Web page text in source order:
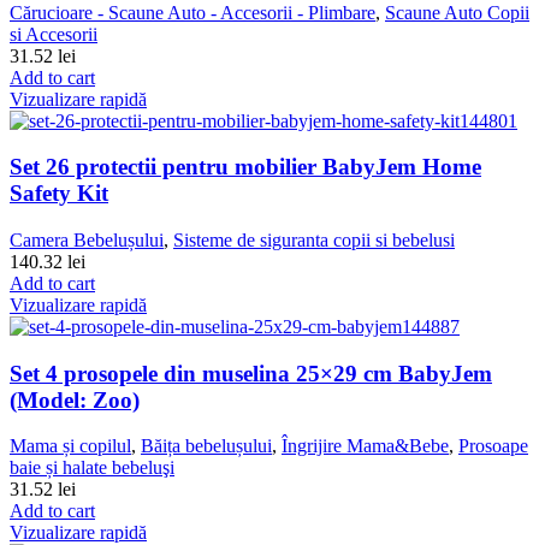
Cărucioare - Scaune Auto - Accesorii - Plimbare, Scaune Auto Copii
si Accesorii
31.52 lei
Add to cart
Vizualizare rapidă
Set 26 protectii pentru mobilier BabyJem Home
Safety Kit
Camera Bebelușului, Sisteme de siguranta copii si bebelusi
140.32 lei
Add to cart
Vizualizare rapidă
Set 4 prosopele din muselina 25×29 cm BabyJem
(Model: Zoo)
Mama și copilul, Băița bebelușului, Îngrijire Mama&Bebe, Prosoape
baie și halate bebeluşi
31.52 lei
Add to cart
Vizualizare rapidă